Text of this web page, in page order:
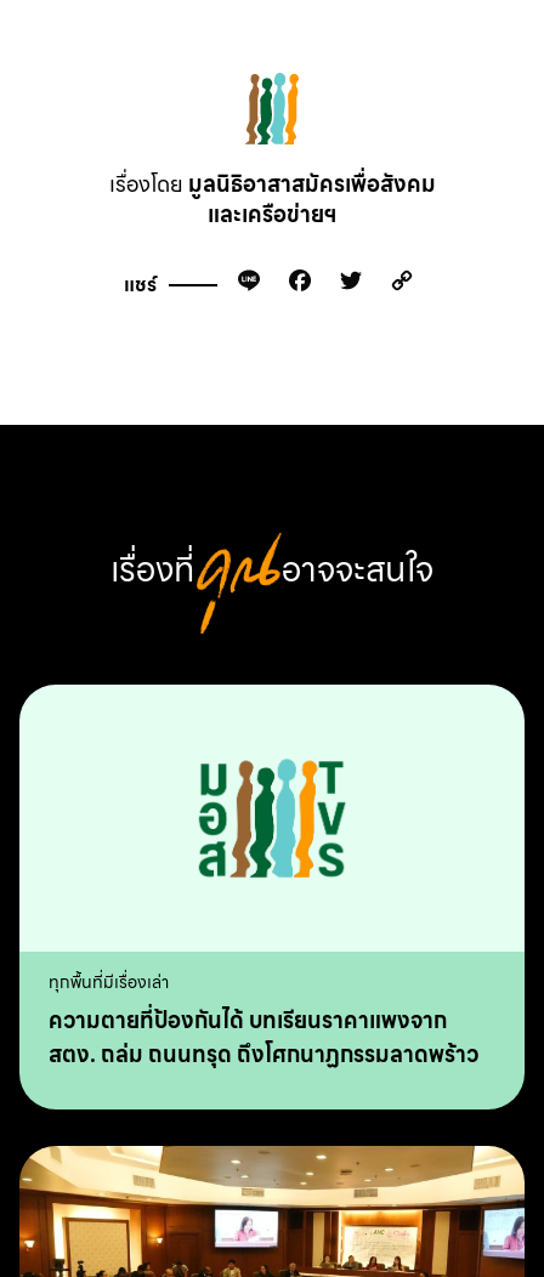
เรื่องโดย มูลนิธิอาสาสมัครเพื่อสังคม
และเครือข่ายฯ
แชร์ Line Facebook
Twitter
เรื่องที่คุณ อาจจะสนใจ
ทุกพื้นที่มีเรื่องเล่า
ความตายที่ป้องกันได้ บทเรียนราคาแพงจาก
สตง. ถล่ม ถนนทรุด ถึงโศกนาฏกรรมลาดพร้าว